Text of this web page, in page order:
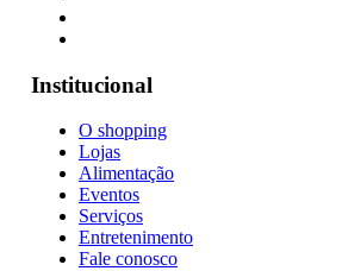
Institucional
O shopping
Lojas
Alimentação
Eventos
Serviços
Entretenimento
Fale conosco